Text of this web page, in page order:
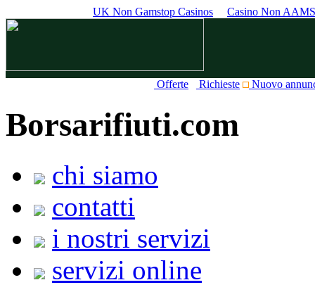
UK Non Gamstop Casinos Casino Non AAMS
Offerte Richieste Nuovo
Borsarifiuti.com
chi siamo
contatti
i nostri servizi
servizi online